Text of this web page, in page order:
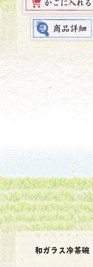
和ガラス冷茶碗